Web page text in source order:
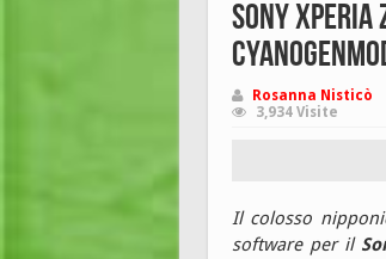
Sony
Rosanna Nisticò
3,934 Visite
Il colosso
software per il